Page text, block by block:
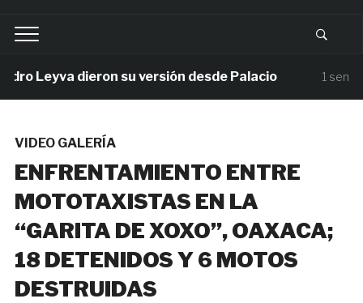
Leyva dieron su versión desde Palacio 1 semana
VIDEO GALERÍA
ENFRENTAMIENTO ENTRE
MOTOTAXISTAS EN LA
“GARITA DE XOXO”, OAXACA;
18 DETENIDOS Y 6 MOTOS
DESTRUIDAS